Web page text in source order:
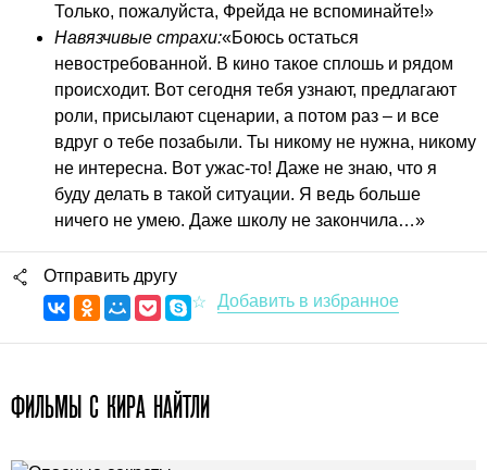
Только, пожалуйста, Фрейда не вспоминайте!»
Навязчивые страхи:«Боюсь остаться
невостребованной. В кино такое сплошь и рядом
происходит. Вот сегодня тебя узнают, предлагают
роли, присылают сценарии, а потом раз – и все
вдруг о тебе позабыли. Ты никому не нужна, никому
не интересна. Вот ужас-то! Даже не знаю, что я
буду делать в такой ситуации. Я ведь больше
ничего не умею. Даже школу не закончила…»
Отправить другу
ФИЛЬМЫ С КИРА НАЙТЛИ